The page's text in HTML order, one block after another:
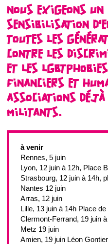
NOUS EXIGEONS
SENSIBILISATION
TOUTES LES
CONTRE LES
ET LES
FINANCIERS ET
ASSOCIATIONS
MILITANTS.
à venir
Rennes, 5 juin
Lyon, 12 juin à 12h, Place
Strasbourg, 12 juin à 14h,
Nantes 12 juin
Arras, 12 juin
Lille, 13 juin à 14h Place
Clermont-Ferrand, 19 juin
Metz 19 juin
Amien, 19 juin Léon Gontier